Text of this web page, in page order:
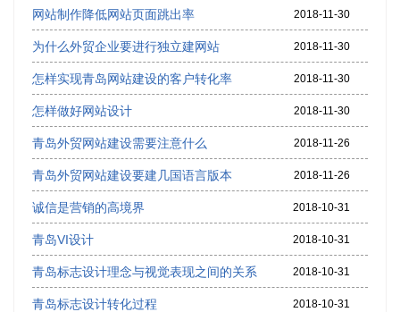
网站制作降低网站页面跳出率 2018-11-30
为什么外贸企业要进行独立建网站 2018-11-30
怎样实现青岛网站建设的客户转化率 2018-11-30
怎样做好网站设计 2018-11-30
青岛外贸网站建设需要注意什么 2018-11-26
青岛外贸网站建设要建几国语言版本 2018-11-26
诚信是营销的高境界 2018-10-31
青岛VI设计 2018-10-31
青岛标志设计理念与视觉表现之间的关系 2018-10-31
青岛标志设计转化过程 2018-10-31